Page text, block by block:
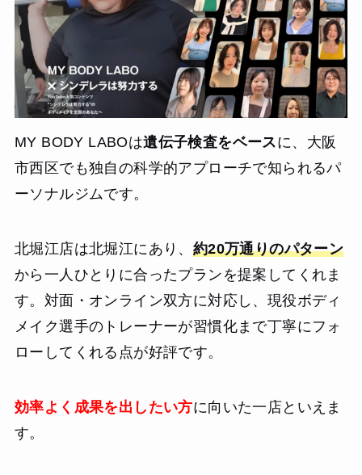
しかし、コース終了後に以前の食生活へ戻ってしまい、残
念ながらリバウンドも経験しました。トレーニングで痩せ
られることは証明できましたが、体型を維持するためには
ジムでの運動習慣だけでなく、卒業後の自己管理がいかに
大切かを痛感しています。
MY BODY LABOは遺伝子検査をベースに、大阪
市西区でも独自の科学的アプローチで知られるパ
ーソナルジムです。
北堀江店は北堀江にあり、 約20万通りのパターン
から一人ひとりに合ったプランを提案してくれま
す。対面・オンライン双方に対応し、現役ボディ
メイク選手のトレーナーが習慣化まで丁寧にフォ
ローしてくれる点が好評です。
効率よく成果を出したい方に向いた一店といえま
す。